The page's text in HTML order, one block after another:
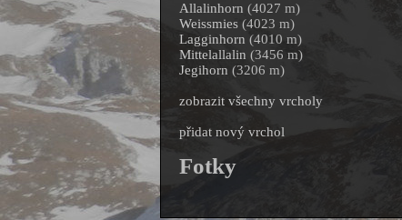
Allalinhorn (4027 m)
Weissmies (4023 m)
Lagginhorn (4010 m)
Mittelallalin (3456 m)
Jegihorn (3206 m)
zobrazit všechny vrcholy
přidat nový vrchol
Fotky